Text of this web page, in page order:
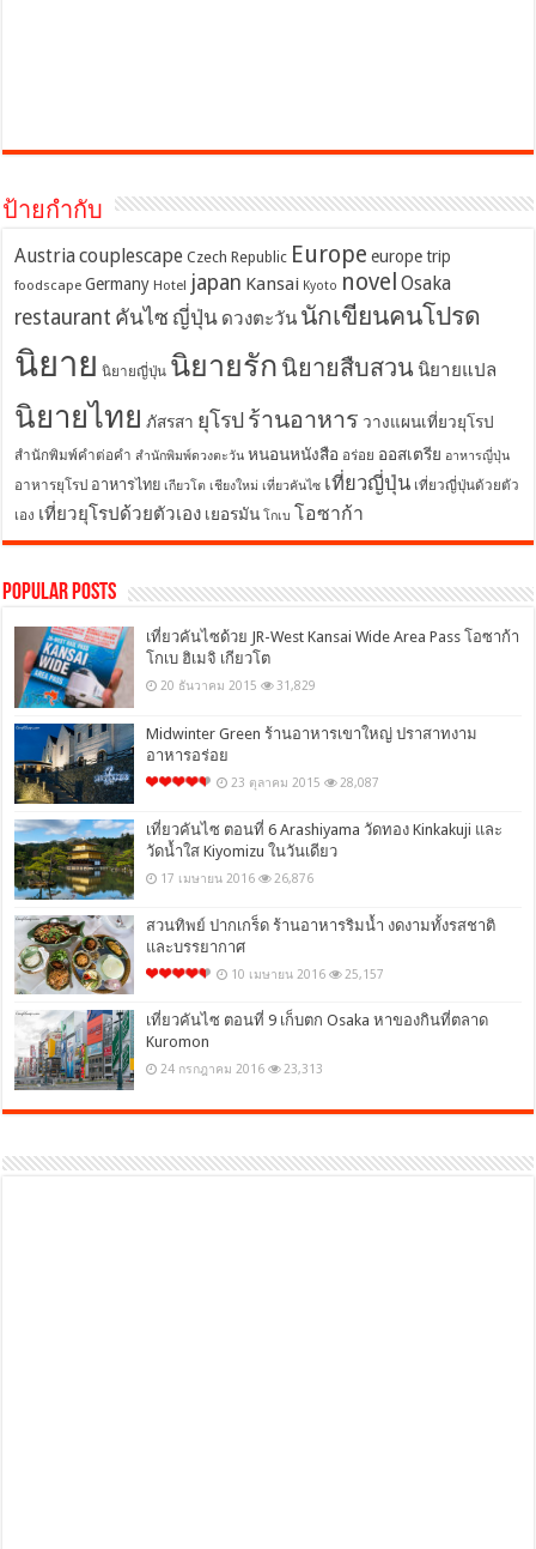
ป้ายกำกับ
Austriacouplescape Czech Republic Europe europe trip
foodscape Germany Hotel japan Kansai Kyoto novel Osaka
restaurant คันไซ ญี่ปุ่น ดวงตะวัน นักเขียนคนโปรด
นิยาย นิยายญี่ปุ่น นิยายรัก นิยายสืบสวน นิยายแปล
นิยายไทย ภัสรสา ยุโรป ร้านอาหาร วางแผนเที่ยวยุโรป
สำนักพิมพ์คำต่อคำ สำนักพิมพ์ดวงตะวัน หนอนหนังสือ อร่อย ออสเตรีย อาหารญี่ปุ่น
อาหารยุโรป อาหารไทย เกียวโต เชียงใหม่ เที่ยวคันไซ เที่ยวญี่ปุ่น เที่ยวญี่ปุ่นด้วยตัว
เอง เที่ยวยุโรปด้วยตัวเอง เยอรมัน โกเบ โอซาก้า
Popular Posts
เที่ยวคันไซด้วย JR-West Kansai Wide Area Pass โอซาก้า
โกเบ ฮิเมจิ เกียวโต
20 ธันวาคม 2015 31,829
Midwinter Green ร้านอาหารเขาใหญ่ ปราสาทงาม
อาหารอร่อย
23 ตุลาคม 2015 28,087
เที่ยวคันไซ ตอนที่ 6 Arashiyama วัดทอง Kinkakuji และ
วัดน้ำใส Kiyomizu ในวันเดียว
17 เมษายน 2016 26,876
สวนทิพย์ ปากเกร็ด ร้านอาหารริมน้ำ งดงามทั้งรสชาติ
และบรรยากาศ
10 เมษายน 2016 25,157
เที่ยวคันไซ ตอนที่ 9 เก็บตก Osaka หาของกินที่ตลาด
Kuromon
24 กรกฎาคม 2016 23,313